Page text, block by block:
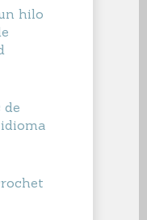
hilo
de